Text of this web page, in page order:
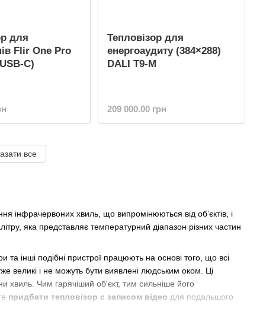
інфрачервоних хвиль, що випромінюються від об’єктів, і
яка представляє температурний діапазон різних частин
інші подібні пристрої працюють на основі того, що всі
великі і не можуть бути виявлені людським оком. Ці
хвиль. Чим гарячіший об'єкт, тим сильніше його
придбати тепловізор с записом відео для подальшого
для
Flir One Pro
С)
Тепловізор для
енергоаудиту (384×288)
DALI T9-M
209 000.00 грн
все